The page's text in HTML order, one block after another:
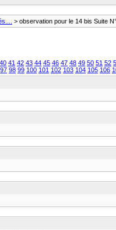
> observation pour le 14 bis Suite
40 41 42 43 44 45 46 47 48 49 50 51 52
97 98 99 100 101 102 103 104 105 106